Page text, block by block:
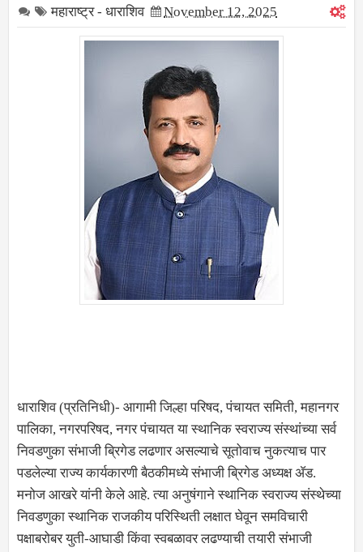
महाराष्ट्र - धाराशिव November 12, 2025
धाराशिव (प्रतिनिधी)- आगामी जिल्हा परिषद, पंचायत समिती, महानगर
पालिका, नगरपरिषद, नगर पंचायत या स्थानिक स्वराज्य संस्थांच्या सर्व
निवडणुका संभाजी ब्रिगेड लढणार असल्याचे सूतोवाच नुकत्याच पार
पडलेल्या राज्य कार्यकारणी बैठकीमध्ये संभाजी ब्रिगेड अध्यक्ष ॲड.
मनोज आखरे यांनी केले आहे. त्या अनुषंगाने स्थानिक स्वराज्य संस्थेच्या
निवडणुका स्थानिक राजकीय परिस्थिती लक्षात घेवून समविचारी
पक्षाबरोबर युती-आघाडी किंवा स्वबळावर लढण्याची तयारी संभाजी